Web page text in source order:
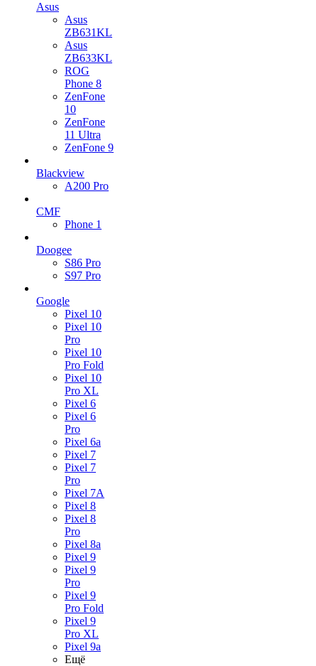
Asus
Asus
ZB631KL
Asus
ZB633KL
ROG
Phone 8
ZenFone
10
ZenFone
11 Ultra
ZenFone 9
Blackview
A200 Pro
CMF
Phone 1
Doogee
S86 Pro
S97 Pro
Google
Pixel 10
Pixel 10
Pro
Pixel 10
Pro Fold
Pixel 10
Pro XL
Pixel 6
Pixel 6
Pro
Pixel 6a
Pixel 7
Pixel 7
Pro
Pixel 7A
Pixel 8
Pixel 8
Pro
Pixel 8a
Pixel 9
Pixel 9
Pro
Pixel 9
Pro Fold
Pixel 9
Pro XL
Pixel 9a
Ещё